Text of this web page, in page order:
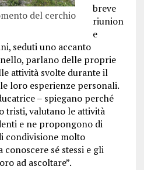
del cerchio
breve
riunion
e
seduti uno accanto
parlano delle proprie
attività svolte durante il
loro esperienze personali.
– spiegano perché
tristi, valutano le attività
e ne propongono di
condivisione molto
sé stessi e gli
ad ascoltare”.